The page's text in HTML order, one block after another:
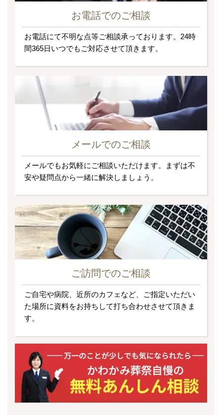
お電話でのご相談
お電話にて不明な点等ご相談承っております。24時
間365日いつでもご対応させて頂きます。
メールでのご相談
メールでもお気軽にご相談いただけます。まずは不
安や疑問点から一緒に解決しましょう。
ご訪問でのご相談
ご自宅や病院、近所のカフェなど、ご指定いただい
た場所に資料をお持ちして打ち合わせさせて頂きま
す。